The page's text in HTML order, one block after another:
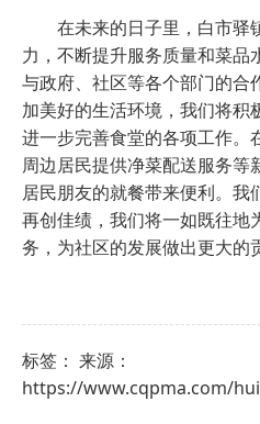
在未来的日子里，白市驿
力，不断提升服务质量和菜品
与政府、社区等各个部门的合
加美好的生活环境，我们将积
进一步完善食堂的各项工作。
周边居民提供净菜配送服务等
居民朋友的就餐带来便利。
再创佳绩，我们将一如既往地
务，为社区的发展做出更大的
标签： 来源：
https://www.cqpma.com/